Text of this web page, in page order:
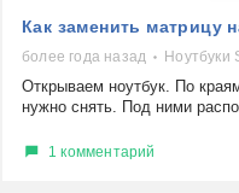
​Как заменить матрицу
более года назад Ноутбуки
Открываем ноутбук. По
нужно снять. Под ними
1 комментарий